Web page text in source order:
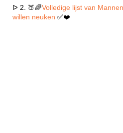
ᐅ 2. 🍑🌈Volledige lijst van
willen neuken ✅❤️